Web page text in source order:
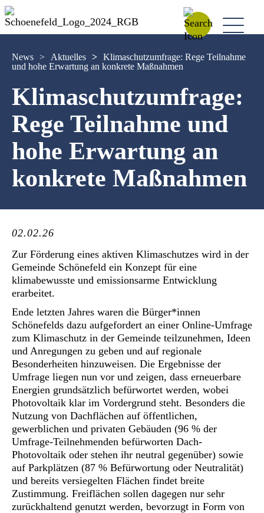
News > Aktuelles > Klimaschutzumfrage: Rege Teilnahme
und hohe Erwartung an konkrete Maßnahmen
Klimaschutzumfrage:
Rege Teilnahme und
hohe Erwartung an
konkrete Maßnahmen
02.02.26
Zur Förderung eines aktiven Klimaschutzes wird in der
Gemeinde Schönefeld ein Konzept für eine
klimabewusste und emissionsarme Entwicklung
erarbeitet.
Ende letzten Jahres waren die Bürger*innen
Schönefelds dazu aufgefordert an einer Online-Umfrage
zum Klimaschutz in der Gemeinde teilzunehmen, Ideen
und Anregungen zu geben und auf regionale
Besonderheiten hinzuweisen. Die Ergebnisse der
Umfrage liegen nun vor und zeigen, dass erneuerbare
Energien grundsätzlich befürwortet werden, wobei
Photovoltaik klar im Vordergrund steht. Besonders die
Nutzung von Dachflächen auf öffentlichen,
gewerblichen und privaten Gebäuden (96 % der
Umfrage-Teilnehmenden befürworten Dach-
Photovoltaik oder stehen ihr neutral gegenüber) sowie
auf Parkplätzen (87 % Befürwortung oder Neutralität)
und bereits versiegelten Flächen findet breite
Zustimmung. Freiflächen sollen dagegen nur sehr
zurückhaltend genutzt werden, bevorzugt in Form von